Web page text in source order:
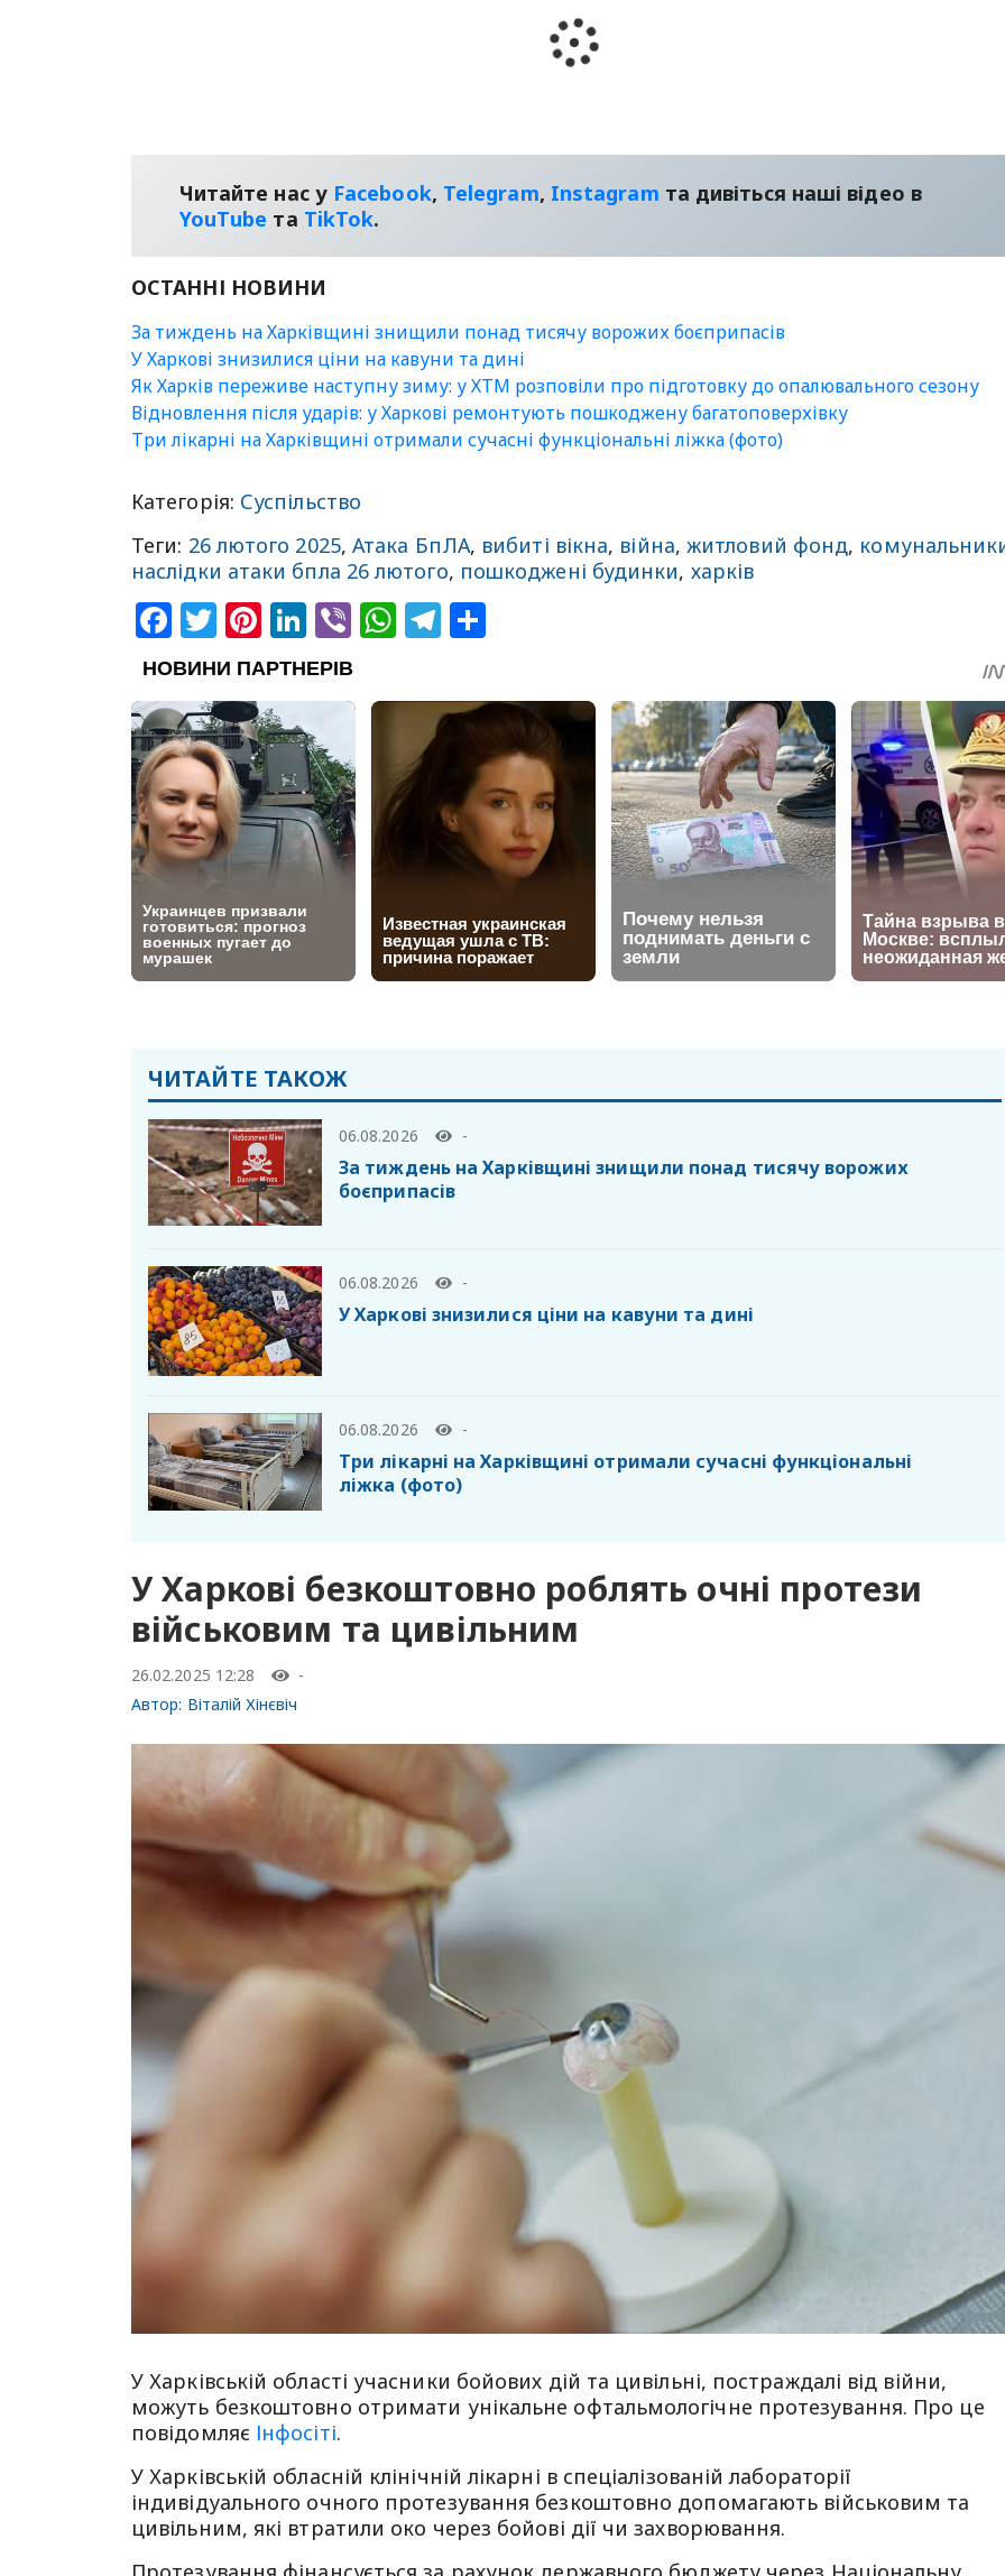
Читайте нас у Facebook, Telegram, Instagram та дивіться наші відео в
YouТube та TikTok.
ОСТАННІ НОВИНИ
За тиждень на Харківщині знищили понад тисячу ворожих боєприпасів
У Харкові знизилися ціни на кавуни та дині
Як Харків переживе наступну зиму: у ХТМ розповіли про підготовку до опалювального сезону
Відновлення після ударів: у Харкові ремонтують пошкоджену багатоповерхівку
Три лікарні на Харківщині отримали сучасні функціональні ліжка (фото)
Категорія: Суспільство
Теги: 26 лютого 2025, Атака БпЛА, вибиті вікна, війна,житловий фонд,
наслідки атаки бпла 26 лютого, пошкоджені будинки, харків
Facebook
Twitter
Pinterest
LinkedIn
ViberWhatsApp
Telegram
ЧИТАЙТЕ ТАКОЖ
06.08.2026 -
За тиждень на Харківщині знищили понад тисячу ворожих
боєприпасів
06.08.2026 -
У Харкові знизилися ціни на кавуни та дині
06.08.2026 -
Три лікарні на Харківщині отримали сучасні функціональні
ліжка (фото)
У Харкові безкоштовно роблять очні протези
військовим та цивільним
26.02.2025 12:28
-
Автор: Віталій Хінєвіч
У Харківській області учасники бойових дій та цивільні, постраждалі від війни,
можуть безкоштовно отримати унікальне офтальмологічне протезування. Про це
повідомляє Інфосіті.
У Харківській обласній клінічній лікарні в спеціалізованій лабораторії
індивідуального очного протезування безкоштовно допомагають військовим та
цивільним, які втратили око через бойові дії чи захворювання.